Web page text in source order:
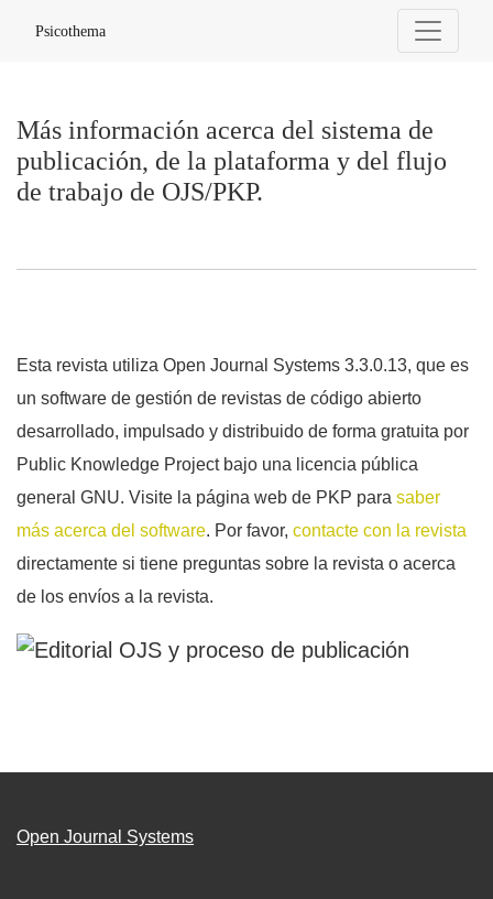
Más información acerca del sistema de publicación, de la
Psicothema
Más información acerca del sistema de
publicación, de la plataforma y del flujo
de trabajo de OJS/PKP.
Esta revista utiliza Open Journal Systems 3.3.0.13, que es
un software de gestión de revistas de código abierto
desarrollado, impulsado y distribuido de forma gratuita por
Public Knowledge Project bajo una licencia pública
general GNU. Visite la página web de PKP para saber
más acerca del software. Por favor, contacte con la revista
directamente si tiene preguntas sobre la revista o acerca
de los envíos a la revista.
Open Journal Systems